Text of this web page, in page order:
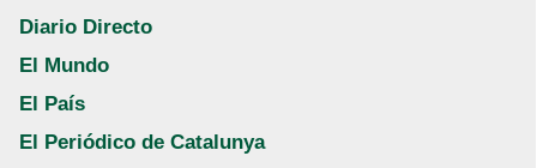
Diario Directo
El Mundo
El País
El Periódico de Catalunya